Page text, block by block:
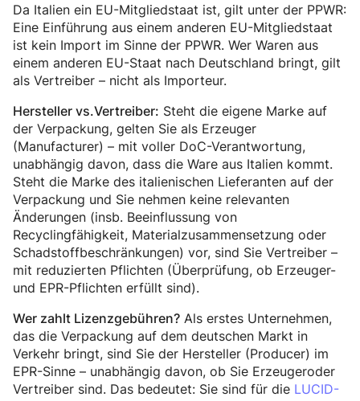
Da Italien ein EU-Mitgliedstaat ist, gilt unter der PPWR:
Eine Einführung aus einem anderen EU-Mitgliedstaat
ist kein Import im Sinne der PPWR. Wer Waren aus
einem anderen EU-Staat nach Deutschland bringt, gilt
als Vertreiber – nicht als Importeur.
Hersteller vs.Vertreiber: Steht die eigene Marke auf
der Verpackung, gelten Sie als Erzeuger
(Manufacturer) – mit voller DoC-Verantwortung,
unabhängig davon, dass die Ware aus Italien kommt.
Steht die Marke des italienischen Lieferanten auf der
Verpackung und Sie nehmen keine relevanten
Änderungen (insb. Beeinflussung von
Recyclingfähigkeit, Materialzusammensetzung oder
Schadstoffbeschränkungen) vor, sind Sie Vertreiber –
mit reduzierten Pflichten (Überprüfung, ob Erzeuger-
und EPR-Pflichten erfüllt sind).
Wer zahlt Lizenzgebühren? Als erstes Unternehmen,
das die Verpackung auf dem deutschen Markt in
Verkehr bringt, sind Sie der Hersteller (Producer) im
EPR-Sinne – unabhängig davon, ob Sie Erzeugeroder
Vertreiber sind. Das bedeutet: Sie sind für die LUCID-